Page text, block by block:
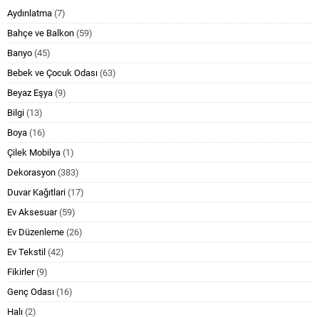
Aydınlatma (7)
Bahçe ve Balkon (59)
Banyo (45)
Bebek ve Çocuk Odası (63)
Beyaz Eşya (9)
Bilgi (13)
Boya (16)
Çilek Mobilya (1)
Dekorasyon (383)
Duvar Kağıtlari (17)
Ev Aksesuar(59)
Ev Düzenleme (26)
Ev Tekstil (42)
Fikirler(9)
Genç Odası (16)
Halı (2)